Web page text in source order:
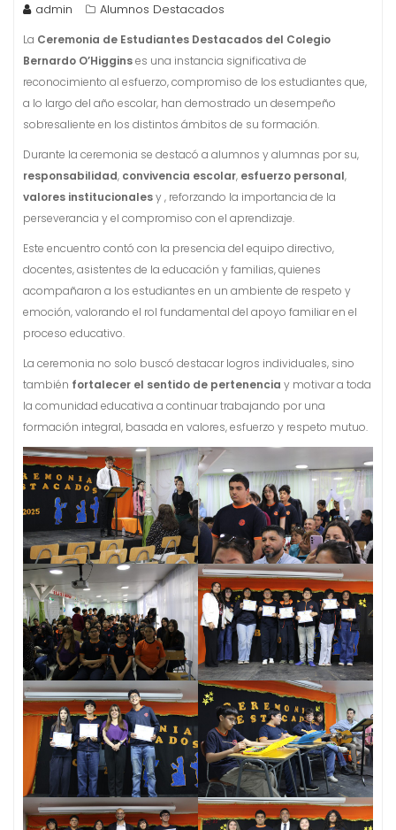
admin Alumnos Destacados
La Ceremonia de Estudiantes Destacados del Colegio
Bernardo O’Higginses una instancia significativa de
reconocimiento al esfuerzo, compromiso de los estudiantes que,
a lo largo del año escolar, han demostrado un desempeño
sobresaliente en los distintos ámbitos de su formación.
Durante la ceremonia se destacó a alumnos y alumnas por su,
responsabilidad, convivencia escolar, esfuerzo personal,
valores institucionalesy , reforzando la importancia de la
perseverancia y el compromiso con el aprendizaje.
Este encuentro contó con la presencia del equipo directivo,
docentes, asistentes de la educación y familias, quienes
acompañaron a los estudiantes en un ambiente de respeto y
emoción, valorando el rol fundamental del apoyo familiar en el
proceso educativo.
La ceremonia no solo buscó destacar logros individuales, sino
también fortalecer el sentido de pertenencia y motivar a toda
la comunidad educativa a continuar trabajando por una
formación integral, basada en valores, esfuerzo y respeto mutuo.